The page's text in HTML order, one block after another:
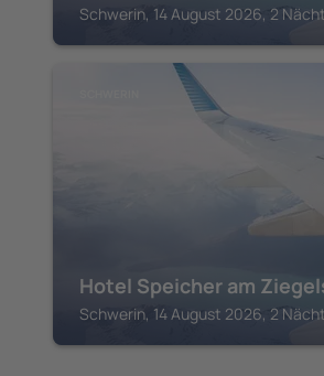
Schwerin, 14 August 2026, 2
Hotel Speicher am
Schwerin, 14 August 2026, 2